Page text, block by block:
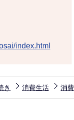
index.html
き 消費生活 消